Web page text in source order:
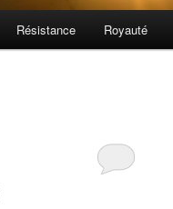
Résistance Royauté